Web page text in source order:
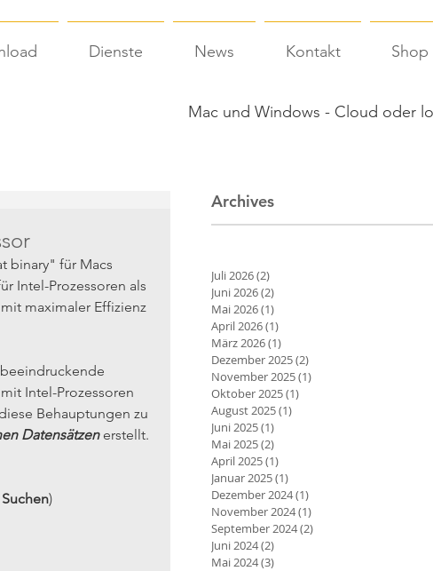
Dienste News Kontakt Shop
Mac und Windows - Cloud oder
binary" für Macs
Intel-Prozessoren als
maximaler Effizienz
Intel-Prozessoren
Behauptungen zu
Datensätzen erstellt.
Suchen)
Archives
Juli 2026(2)
Juni 2026(2)
Mai 2026(1)
April 2026(1)
März 2026(1)
Dezember 2025(2)
November 2025(1)
Oktober 2025(1)
August 2025(1)
Juni 2025(1)
Mai 2025(2)
April 2025(1)
Januar 2025(1)
Dezember 2024(1)
November 2024(1)
September 2024(2)
Juni 2024(2)
Mai 2024(3)